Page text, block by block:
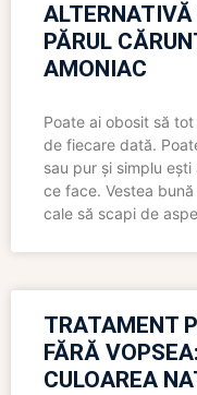
PĂRUL
AMONIAC
Poate ai obosit să
de fiecare dată.
sau pur și simplu
ce face. Vestea
cale să scapi de
TRATAMENT
FĂRĂ
CULOAREA